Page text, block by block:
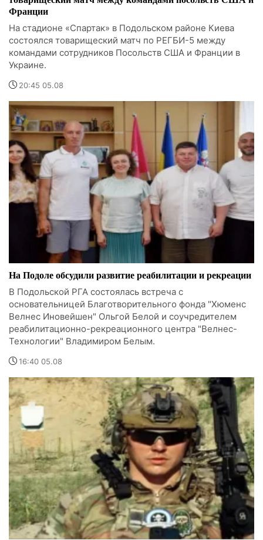
Франции
На стадионе «Спартак» в Подольском районе Киева
состоялся товарищеский матч по РЕГБИ-5 между
командами сотрудников Посольств США и Франции в
Украине.
20:45 05.08
На Подоле обсудили развитие реабилитации и рекреации
В Подольской РГА состоялась встреча с
основательницей Благотворительного фонда "Хюменс
Велнес Иновейшен" Ольгой Белой и соучредителем
реабилитационно-рекреационного центра "Велнес-
Технологии" Владимиром Белым.
16:40 05.08